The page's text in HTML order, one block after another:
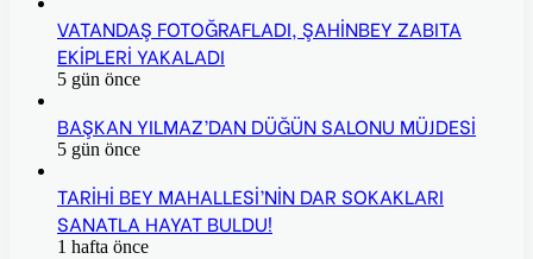
VATANDAŞ FOTOĞRAFLADI, ŞAHİNBEY ZABITA
EKİPLERİ YAKALADI
5 gün önce
BAŞKAN YILMAZ’DAN DÜĞÜN SALONU MÜJDESİ
5 gün önce
TARİHİ BEY MAHALLESİ’NİN DAR SOKAKLARI
SANATLA HAYAT BULDU!
1 hafta önce